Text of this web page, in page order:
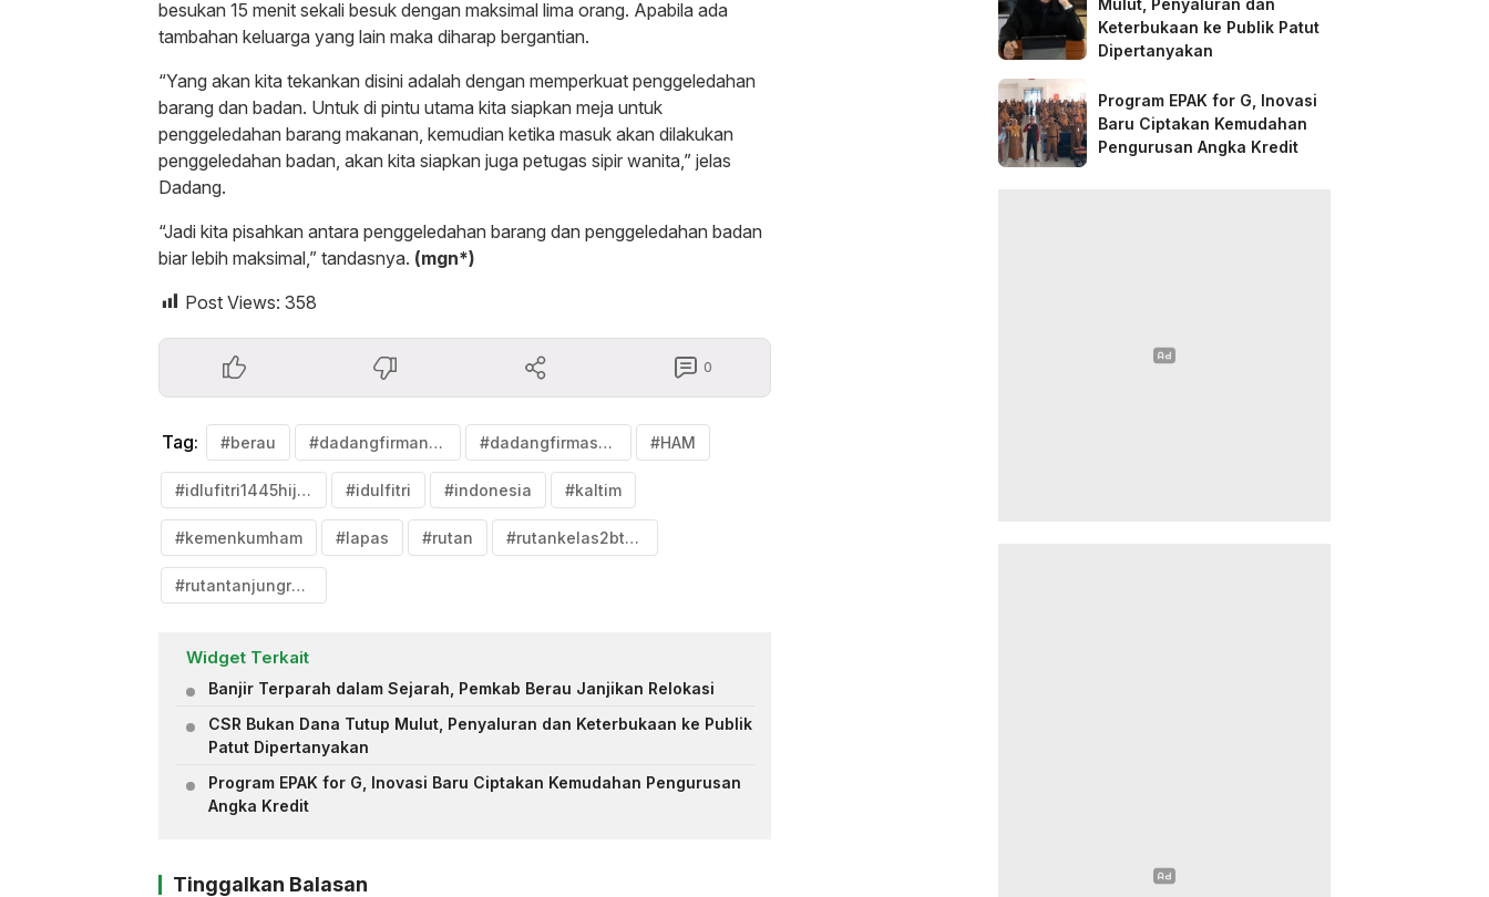
besukan 15 menit sekali besuk dengan maksimal lima orang. Apabila ada
tambahan keluarga yang lain maka diharap bergantian.
“Yang akan kita tekankan disini adalah dengan memperkuat penggeledahan
barang dan badan. Untuk di pintu utama kita siapkan meja untuk
penggeledahan barang makanan, kemudian ketika masuk akan dilakukan
penggeledahan badan, akan kita siapkan juga petugas sipir wanita,” jelas
Dadang.
“Jadi kita pisahkan antara penggeledahan barang dan penggeledahan badan
biar lebih maksimal,” tandasnya. (mgn*)
Post Views: 358
0
Tag: #berau #dadangfirmansyah #dadangfirmasyah #HAM
#idlufitri1445hijriyah #idulfitri #indonesia #kaltim
#kemenkumham #lapas #rutan #rutankelas2btanjungredeb
#rutantanjungredeb
Widget Terkait
Banjir Terparah dalam Sejarah, Pemkab Berau Janjikan Relokasi
CSR Bukan Dana Tutup Mulut, Penyaluran dan Keterbukaan ke Publik
Patut Dipertanyakan
Program EPAK for G, Inovasi Baru Ciptakan Kemudahan Pengurusan
Angka Kredit
Tinggalkan Balasan
Mulut, Penyaluran dan
Keterbukaan ke Publik Patut
Dipertanyakan
Program EPAK for G, Inovasi
Baru Ciptakan Kemudahan
Pengurusan Angka Kredit